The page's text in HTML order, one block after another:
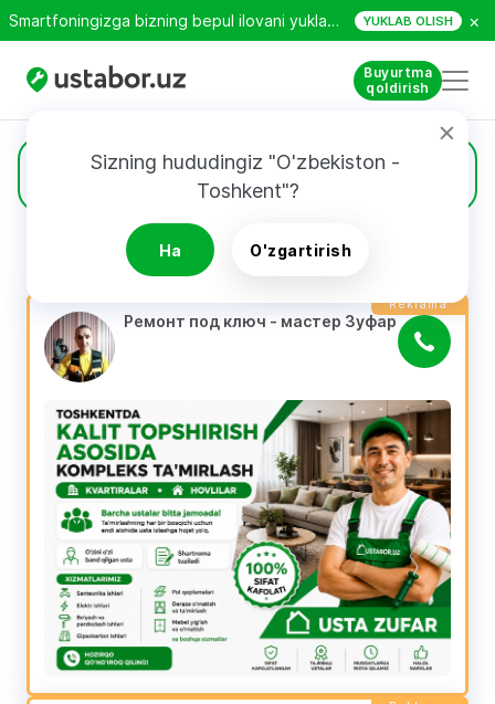
Smartfoningizga bizning bepul ilovani yuklab oling! YUKLAB OLISH ×
Buyurtma
qoldirish
Sizning hududingiz "O'zbekiston -
Toshkent"?
Ha O'zgartirish
Mukammal ta'mirlash
QIDIRUV NATIJALARI
Reklama
Ремонт под ключ - мастер Зуфар